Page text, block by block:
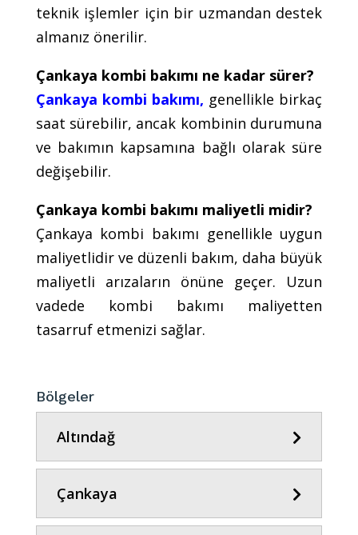
teknik işlemler için bir uzmandan destek
almanız önerilir.
Çankaya kombi bakımı ne kadar sürer?
Çankaya kombi bakımı, genellikle birkaç
saat sürebilir, ancak kombinin durumuna
ve bakımın kapsamına bağlı olarak süre
değişebilir.
Çankaya kombi bakımı maliyetli midir?
Çankaya kombi bakımı genellikle uygun
maliyetlidir ve düzenli bakım, daha büyük
maliyetli arızaların önüne geçer. Uzun
vadede kombi bakımı maliyetten
tasarruf etmenizi sağlar.
Bölgeler
Altındağ
Çankaya